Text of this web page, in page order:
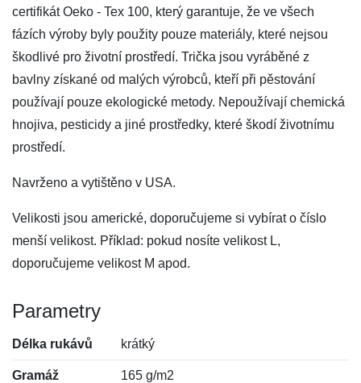
certifikát Oeko - Tex 100, který garantuje, že ve všech
fázích výroby byly použity pouze materiály, které nejsou
škodlivé pro životní prostředí. Trička jsou vyráběné z
bavlny získané od malých výrobců, kteří při pěstování
používají pouze ekologické metody. Nepoužívají chemická
hnojiva, pesticidy a jiné prostředky, které škodí životnímu
prostředí.
Navrženo a vytištěno v USA.
Velikosti jsou americké, doporučujeme si vybírat o číslo
menší velikost. Příklad: pokud nosíte velikost L,
doporučujeme velikost M apod.
Parametry
Délka rukávů krátký
Gramáž 165 g/m2